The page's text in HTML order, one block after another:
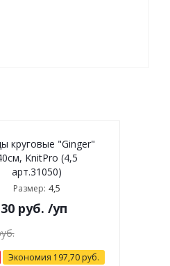
круговые "Ginger"
KnitPro (4,5
арт.31050)
Размер: 4,5
руб. /уп
Экономия 197,70руб.